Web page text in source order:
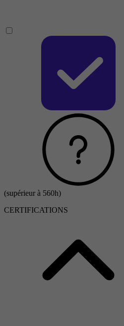
(supérieur à 560h)
CERTIFICATIONS